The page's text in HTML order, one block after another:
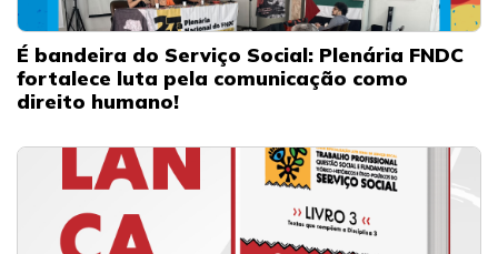
É bandeira do Serviço Social: Plenária FNDC
fortalece luta pela comunicação como
direito humano!